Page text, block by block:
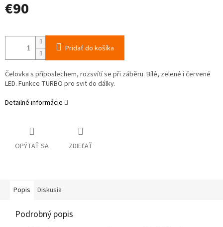
€90
cena:
Pridať do košíka
Čelovka s příposlechem, rozsvítí se při záběru. Bílé, zelené i červené
LED. Funkce TURBO pro svit do dálky.
Detailné informácie
OPÝTAŤ SA ZDIEĽAŤ
Popis Diskusia
Podrobný popis